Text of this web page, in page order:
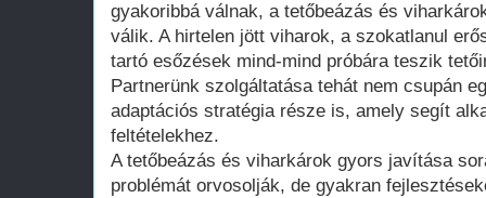
gyakoribbá válnak, a tetőbeázás és
válik. A hirtelen jött viharok, a szokatlanul
tartó esőzések mind-mind próbára teszik
Partnerünk szolgáltatása tehát nem csupán
adaptációs stratégia része is, amely segít
feltételekhez.
A tetőbeázás és viharkárok gyors javítása
problémát orvosolják, de gyakran